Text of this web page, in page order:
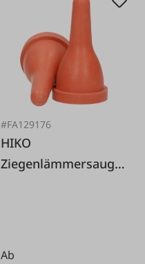
#FA129176
HIKO
Ziegenlämmersauger
Ab